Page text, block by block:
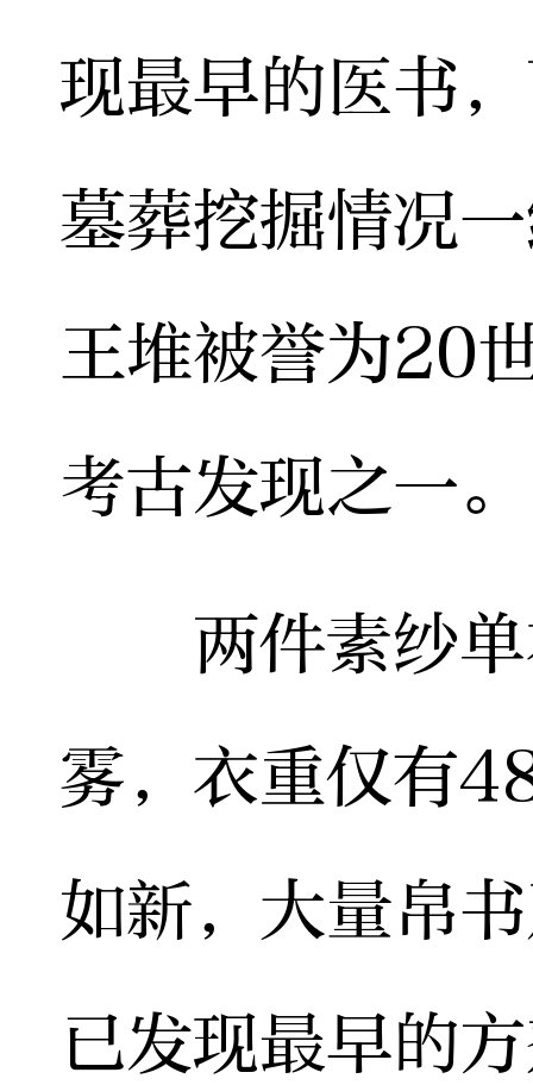
现最早的医书
墓葬挖掘情况
王堆被誉为20
考古发现之一。
两件素纱单
雾，衣重仅有
如新，大量帛
已发现最早的